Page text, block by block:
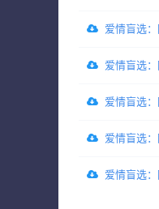
爱情盲选
爱情盲选
爱情盲选
爱情盲选
爱情盲选